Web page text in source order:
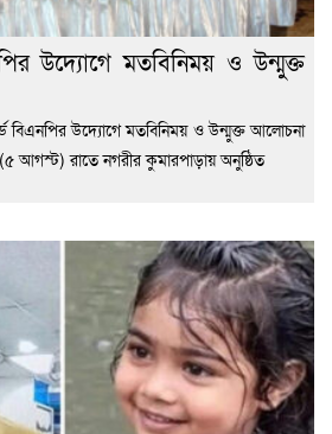
উদ্যোগে মতবিনিময় ও উন্মুক্ত
বিএনপির উদ্যোগে মতবিনিময় ও উন্মুক্ত আলোচনা
আগস্ট) রাতে নগরীর কুমারপাড়ায় অনুষ্ঠিত